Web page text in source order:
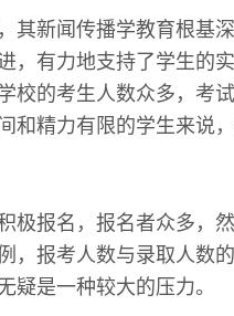
其新闻传播学教育根基
，有力地支持了学生的
校的考生人数众多，考
和精力有限的学生来说
报名，报名者众多，
，报考人数与录取人数
疑是一种较大的压力。